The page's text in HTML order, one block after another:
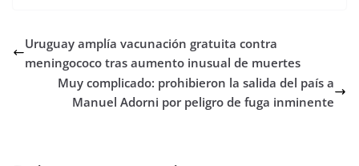
Uruguay amplía vacunación gratuita contra
meningococo tras aumento inusual de muertes
Muy complicado: prohibieron la salida del país a
Manuel Adorni por peligro de fuga inminente